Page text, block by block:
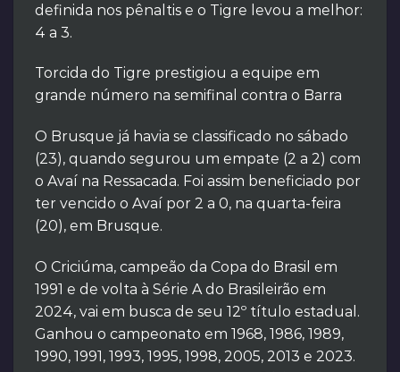
definida nos pênaltis e o Tigre levou a melhor:
4 a 3.
Torcida do Tigre prestigiou a equipe em
grande número na semifinal contra o Barra
O Brusque já havia se classificado no sábado
(23), quando segurou um empate (2 a 2) com
o Avaí na Ressacada. Foi assim beneficiado por
ter vencido o Avaí por 2 a 0, na quarta-feira
(20), em Brusque.
O Criciúma, campeão da Copa do Brasil em
1991 e de volta à Série A do Brasileirão em
2024, vai em busca de seu 12º título estadual.
Ganhou o campeonato em 1968, 1986, 1989,
1990, 1991, 1993, 1995, 1998, 2005, 2013 e 2023.